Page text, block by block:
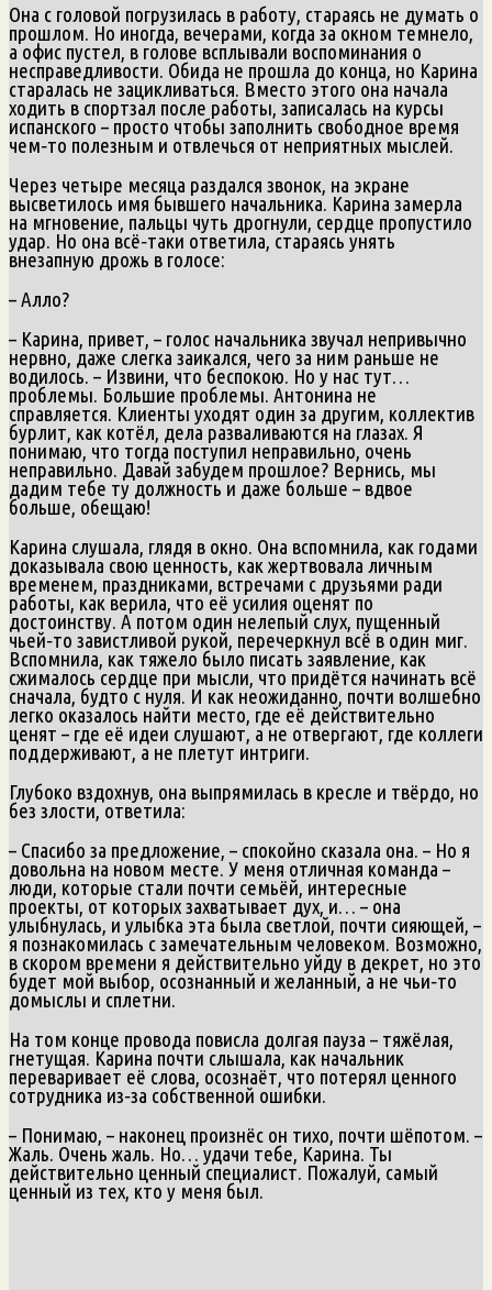
Она с головой погрузилась в работу, стараясь не думать о
прошлом. Но иногда, вечерами, когда за окном темнело,
а офис пустел, в голове всплывали воспоминания о
несправедливости. Обида не прошла до конца, но Карина
старалась не зацикливаться. Вместо этого она начала
ходить в спортзал после работы, записалась на курсы
испанского – просто чтобы заполнить свободное время
чем‑то полезным и отвлечься от неприятных мыслей.
Через четыре месяца раздался звонок, на экране
высветилось имя бывшего начальника. Карина замерла
на мгновение, пальцы чуть дрогнули, сердце пропустило
удар. Но она всё‑таки ответила, стараясь унять
внезапную дрожь в голосе:
– Алло?
– Карина, привет, – голос начальника звучал непривычно
нервно, даже слегка заикался, чего за ним раньше не
водилось. – Извини, что беспокою. Но у нас тут…
проблемы. Большие проблемы. Антонина не
справляется. Клиенты уходят один за другим, коллектив
бурлит, как котёл, дела разваливаются на глазах. Я
понимаю, что тогда поступил неправильно, очень
неправильно. Давай забудем прошлое? Вернись, мы
дадим тебе ту должность и даже больше – вдвое
больше, обещаю!
Карина слушала, глядя в окно. Она вспомнила, как годами
доказывала свою ценность, как жертвовала личным
временем, праздниками, встречами с друзьями ради
работы, как верила, что её усилия оценят по
достоинству. А потом один нелепый слух, пущенный
чьей‑то завистливой рукой, перечеркнул всё в один миг.
Вспомнила, как тяжело было писать заявление, как
сжималось сердце при мысли, что придётся начинать всё
сначала, будто с нуля. И как неожиданно, почти волшебно
легко оказалось найти место, где её действительно
ценят – где её идеи слушают, а не отвергают, где коллеги
поддерживают, а не плетут интриги.
Глубоко вздохнув, она выпрямилась в кресле и твёрдо, но
без злости, ответила:
– Спасибо за предложение, – спокойно сказала она. – Но я
довольна на новом месте. У меня отличная команда –
люди, которые стали почти семьёй, интересные
проекты, от которых захватывает дух, и… – она
улыбнулась, и улыбка эта была светлой, почти сияющей, –
я познакомилась с замечательным человеком. Возможно,
в скором времени я действительно уйду в декрет, но это
будет мой выбор, осознанный и желанный, а не чьи‑то
домыслы и сплетни.
На том конце провода повисла долгая пауза – тяжёлая,
гнетущая. Карина почти слышала, как начальник
переваривает её слова, осознаёт, что потерял ценного
сотрудника из‑за собственной ошибки.
– Понимаю, – наконец произнёс он тихо, почти шёпотом. –
Жаль. Очень жаль. Но… удачи тебе, Карина. Ты
действительно ценный специалист. Пожалуй, самый
ценный из тех, кто у меня был.